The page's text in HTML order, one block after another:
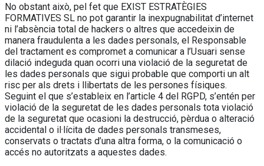
No obstant això, pel fet que EXIST ESTRATÈGIES
FORMATIVES SL no pot garantir la inexpugnabilitat d’internet
ni l’absència total de hackers o altres que accedeixin de
manera fraudulenta a les dades personals, el Responsable
del tractament es compromet a comunicar a l’Usuari sense
dilació indeguda quan ocorri una violació de la seguretat de
les dades personals que sigui probable que comporti un alt
risc per als drets i llibertats de les persones físiques.
Seguint el que s’estableix en l’article 4 del RGPD, s’entén per
violació de la seguretat de les dades personals tota violació
de la seguretat que ocasioni la destrucció, pèrdua o alteració
accidental o il·lícita de dades personals transmeses,
conservats o tractats d’una altra forma, o la comunicació o
accés no autoritzats a aquestes dades.